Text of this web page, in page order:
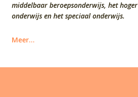
middelbaar beroepsonderwijs, het hoger
onderwijs en het speciaal onderwijs.
Meer…